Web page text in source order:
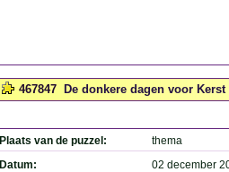
467847 De donkere dagen voor
Plaats van de puzzel:
thema
Datum:
02 december